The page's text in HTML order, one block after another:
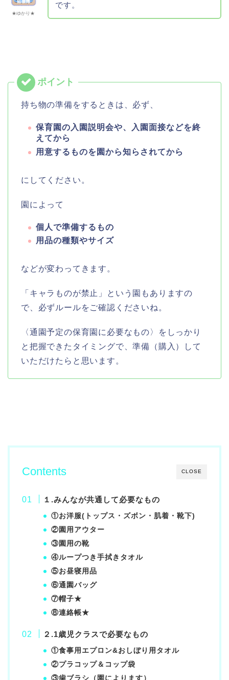
★ゆかり★
です。
持ち物の準備をするときは、必ず、
保育園の入園説明会や、入園面接などを終
えてから
用意するものを園から知らされてから
にしてください。
園によって
個人で準備するもの
用品の種類やサイズ
などが変わってきます。
「キャラものが禁止」という園もありますの
で、必ずルールをご確認くださいね。
〈通園予定の保育園に必要なもの〉をしっかり
と把握できたタイミングで、準備（購入）して
いただけたらと思います。
CLOSE
Contents
１.みんなが共通して必要なもの
①お洋服(トップス・ズボン・肌着・靴下)
②園用アウター
③園用の靴
④ループつき手拭きタオル
⑤お昼寝用品
⑥通園バッグ
⑦帽子★
⑧連絡帳★
２.1歳児クラスで必要なもの
①食事用エプロン&おしぼり用タオル
②プラコップ＆コップ袋
③歯ブラシ（園によります）